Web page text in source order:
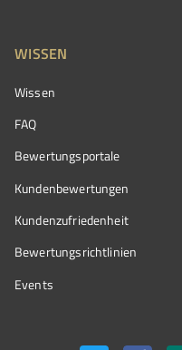
WISSEN
Wissen
FAQ
Bewertungsportale
Kundenbewertungen
Kundenzufriedenheit
Bewertungs­richtlinien
Events